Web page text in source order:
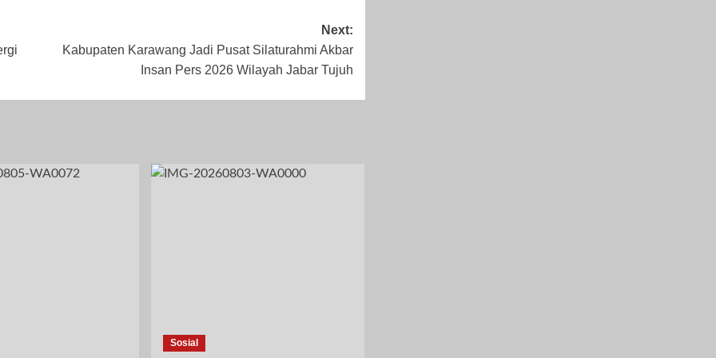
Next:
Kabupaten Karawang Jadi Pusat Silaturahmi Akbar
Insan Pers 2026 Wilayah Jabar Tujuh
Sosial